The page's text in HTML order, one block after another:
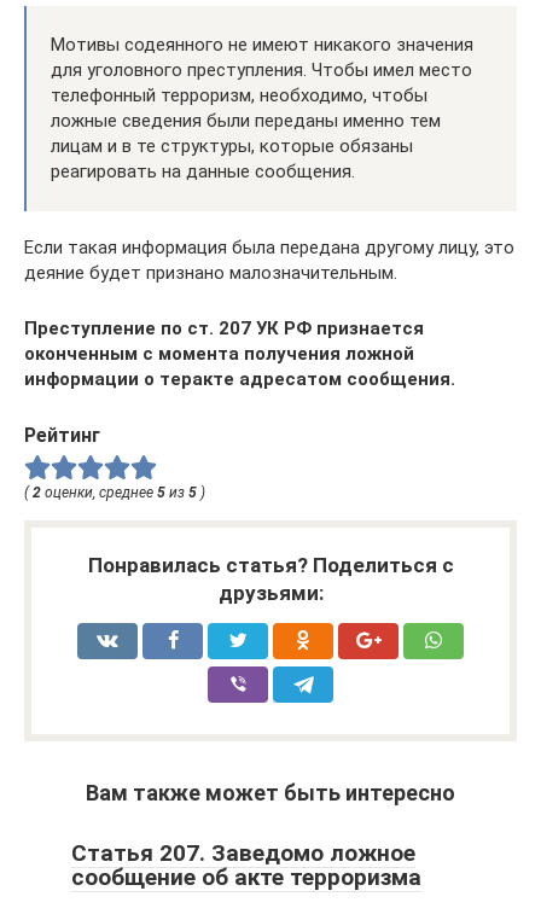
Мотивы содеянного не имеют никакого значения
для уголовного преступления. Чтобы имел место
телефонный терроризм, необходимо, чтобы
ложные сведения были переданы именно тем
лицам и в те структуры, которые обязаны
реагировать на данные сообщения.
Если такая информация была передана другому лицу, это
деяние будет признано малозначительным.
Преступление по ст. 207 УК РФ признается
оконченным с момента получения ложной
информации о теракте адресатом сообщения.
Рейтинг
( 2 оценки, среднее 5 из 5 )
Понравилась статья? Поделиться с
друзьями:
Вам также может быть интересно
Статья 207. Заведомо ложное
сообщение об акте терроризма